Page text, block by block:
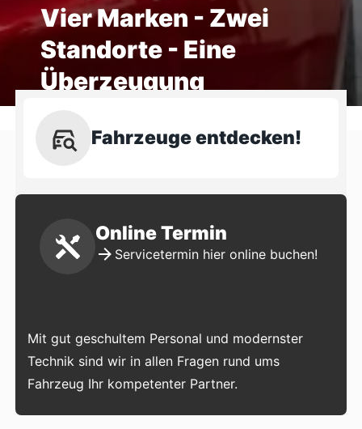
Vier Marken - Zwei
Standorte - Eine
Überzeugung
Fahrzeuge entdecken!
Online Termin
Servicetermin hier online buchen!
Mit gut geschultem Personal und modernster
Technik sind wir in allen Fragen rund ums
Fahrzeug Ihr kompetenter Partner.